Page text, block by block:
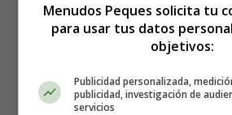
Menudos Peques solicita tu
para usar tus datos
objetivos:
Publicidad personalizada,
publicidad, investigación de
servicios